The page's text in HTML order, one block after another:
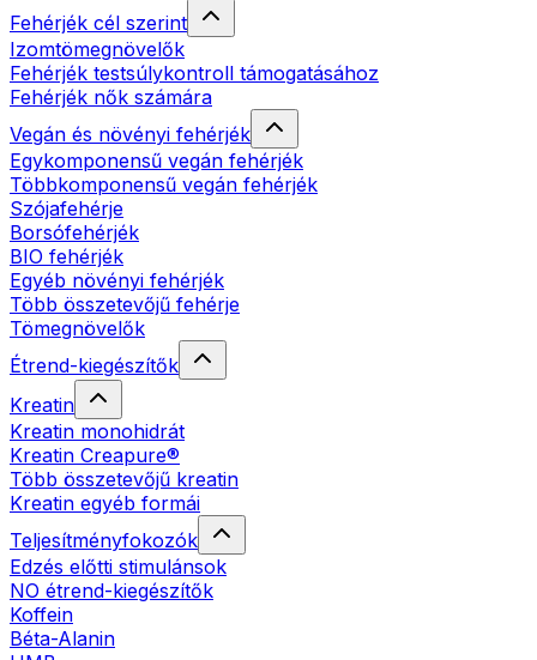
Fehérjék cél szerint
Izomtömegnövelők
Fehérjék testsúlykontroll támogatásához
Fehérjék nők számára
Vegán és növényi fehérjék
Egykomponensű vegán fehérjék
Többkomponensű vegán fehérjék
Szójafehérje
Borsófehérjék
BIO fehérjék
Egyéb növényi fehérjék
Több összetevőjű fehérje
Tömegnövelők
Étrend-kiegészítők
Kreatin
Kreatin monohidrát
Kreatin Creapure®
Több összetevőjű kreatin
Kreatin egyéb formái
Teljesítményfokozók
Edzés előtti stimulánsok
NO étrend-kiegészítők
Koffein
Béta-Alanin